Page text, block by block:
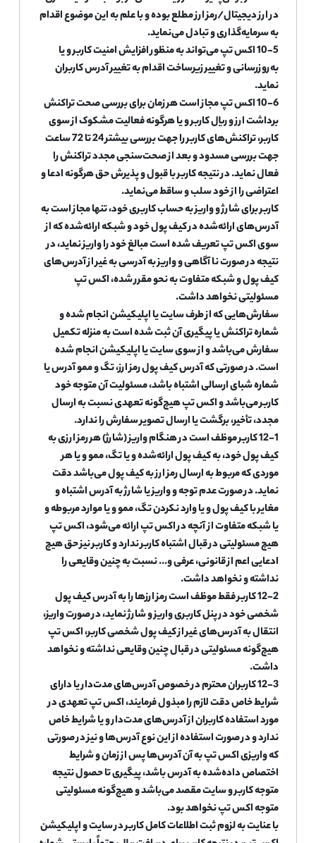
در ارز دیجیتال/رمز ارز مطلع بوده و با علم به این موضوع اقدام
به سرمایه‌گذاری و تبادل می‌نماید.
10-5 اکس تپ می‌تواند به منظور افزایش امنیت کاربر و یا
به‌روزرسانی و تغییر زیرساخت اقدام به تغییر آدرس کاربران
نماید.
10-6 اکس تپ مجاز است هر زمان برای بررسی صحت تراکنش
برداشت ارز و ریال کاربر و یا هرگونه فعالیت مشکوک از سوی
کاربر، تراکنش‌های کاربر را جهت بررسی بیشتر 24 تا 72 ساعت
جهت بررسی مسدود و بعد از صحت‌سنجی مجدد تراکنش را
فعال نماید. در نتیجه کاربر با قبول و پذیرش حق هرگونه ادعا و
اعتراضی را از خود سلب و ساقط می‌نماید.
کاربر برای شارژ و واریز به حساب کاربری خود، تنها مجاز است به
آدرس‌های ارائه‌شده در کیف پول خود و شبکه ارائه‌شده که از
سوی اکس تپ تعریف شده است مبالغ خود را واریز نماید، در
نتیجه در صورت ناآگاهی و واریز به آدرسی به غیر از آدرس‌های
کیف پول و شبکه متفاوت به نحو مقرر شده، اکس تپ
مسئولیتی نخواهد داشت.
سفارش‌هایی که از طرف سایت یا اپلیکیشن انجام شده و
شماره تراکنش یا پیگیری آن ثبت شده است به منزله تکمیل
سفارش می‌باشد و از سوی سایت یا اپلیکیشن انجام شده
است. در صورتی که آدرس کیف پول رمز ارز، تگ و ممو آدرس یا
شماره شبای ارسالی اشتباه باشد، مسئولیت آن متوجه خود
کاربر می‌باشد و اکس تپ هیچ‌گونه تعهدی نسبت به ارسال
مجدد، تأخیر، برگشت یا ارسال تصویر سفارش را ندارد.
12-1 کاربر موظف است در هنگام واریز (شارژ) هر رمز ارزی به
کیف پول خود، به کیف پول ارائه‌شده و یا تگ، ممو و یا هر
موردی که مربوط به ارسال رمز ارز به کیف پول می‌باشد دقت
نماید. در صورت عدم توجه و واریز یا شارژ به آدرس اشتباه و
مغایر با کیف پول و یا وارد نکردن تگ، ممو و یا موارد مربوطه و
یا شبکه متفاوت از آنچه در اکس تپ ارائه می‌شود، اکس تپ
هیچ مسئولیتی در قبال اشتباه کاربر ندارد و کاربر نیز حق هیچ
ادعایی اعم از قانونی، عرفی و... نسبت به چنین وقایعی را
نداشته و نخواهد داشت.
12-2 کاربر فقط موظف است رمز ارزها را به آدرس کیف پول
شخصی خود در پنل کاربری واریز و شارژ نماید، در صورت واریز،
انتقال به آدرس‌های غیر از کیف پول شخصی کاربر، اکس تپ
هیچ‌گونه مسئولیتی در قبال چنین وقایعی نداشته و نخواهد
داشت.
12-3 کاربران محترم در خصوص آدرس‌های مدت‌دار یا دارای
شرایط خاص دقت لازم را مبذول فرمایند، اکس تپ تعهدی در
مورد استفاده کاربران از آدرس‌های مدت‌دار و یا شرایط خاص
ندارد و در صورت استفاده از این نوع آدرس‌ها و نیز در صورتی
که واریزی اکس تپ به آن آدرس‌ها پس از زمان و شرایط
اختصاص داده‌شده به آدرس باشد، پیگیری تا حصول نتیجه
متوجه کاربر و سایت مقصد می‌باشد و هیچ‌گونه مسئولیتی
متوجه اکس تپ نخواهد بود.
با عنایت به لزوم ثبت اطلاعات کامل کاربر در سایت و اپلیکیشن